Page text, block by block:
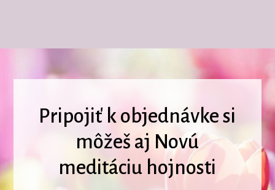
Pripojiť k objednávke si
môžeš aj Novú
meditáciu hojnosti